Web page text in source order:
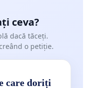
ceva?
dacă tăceți.
o petiție.
care doriți